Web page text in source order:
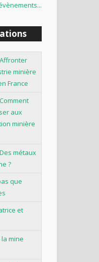
minière
France
aux
minière
métaux
?
que
et
mine